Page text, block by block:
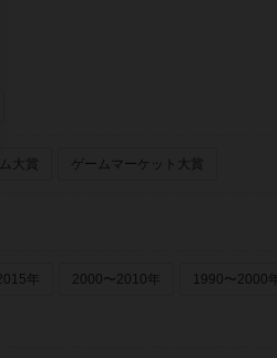
大賞 ゲームマーケット大賞
年 2000〜2010年 1990〜2000年